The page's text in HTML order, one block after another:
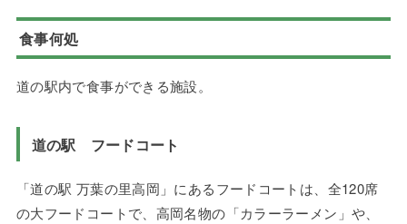
食事何処
道の駅内で食事ができる施設。
道の駅 フードコート
「道の駅 万葉の里高岡」にあるフードコートは、全120席
の大フードコートで、高岡名物の「カラーラーメン」や、